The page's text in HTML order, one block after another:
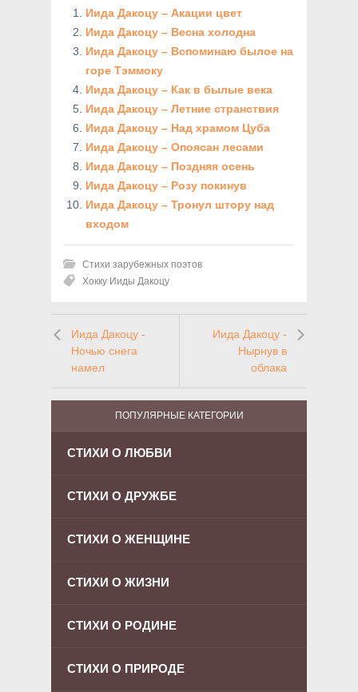
Иида Дакоцу – Акации цвет
Иида Дакоцу – Весна холодна
Иида Дакоцу – Вспоминаю былое на
горе Тэммоку
Иида Дакоцу – Как в былые века
Иида Дакоцу – Летние странствия
Иида Дакоцу – Над храмом Цуба
Иида Дакоцу – Опоясан лесами
Иида Дакоцу – Поздняя осень
Иида Дакоцу – Розу покинув
Иида Дакоцу – Тронул штору над
входом
Стихи зарубежных поэтов
Хокку Ииды Дакоцу
Иида Дакоцу -
Ночью снега
намел
Иида Дакоцу -
Нырнув в
облака
ПОПУЛЯРНЫЕ КАТЕГОРИИ
СТИХИ О ЛЮБВИ
СТИХИ О ДРУЖБЕ
СТИХИ О ЖЕНЩИНЕ
СТИХИ О ЖИЗНИ
СТИХИ О РОДИНЕ
СТИХИ О ПРИРОДЕ